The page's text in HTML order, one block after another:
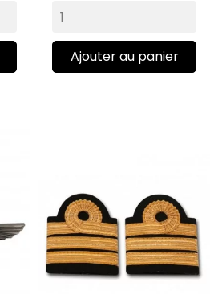
Ajouter au panier